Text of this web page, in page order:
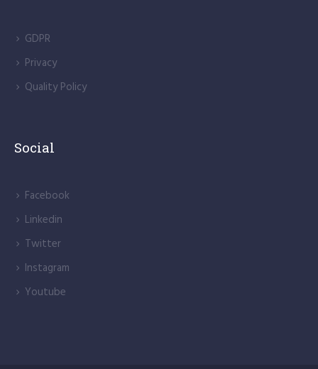
GDPR
Privacy
Quality Policy
Social
Facebook
Linkedin
Twitter
Instagram
Youtube